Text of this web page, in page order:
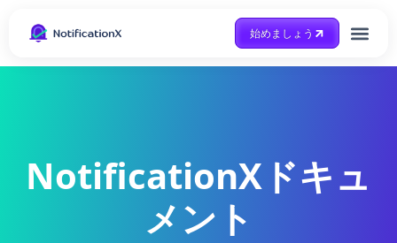
始めましょう
NotificationXドキュ
メント